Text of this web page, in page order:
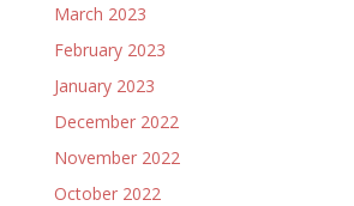
March 2023
February 2023
January 2023
December 2022
November 2022
October 2022